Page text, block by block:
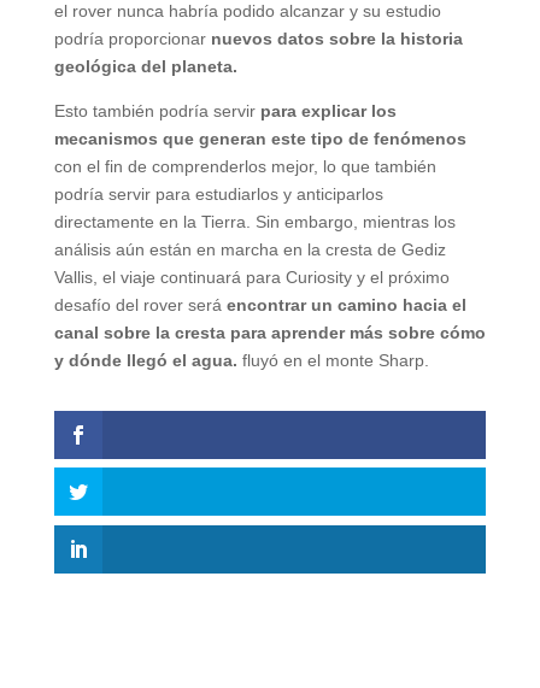
el rover nunca habría podido alcanzar y su estudio
podría proporcionar nuevos datos sobre la historia
geológica del planeta.
Esto también podría servir para explicar los
mecanismos que generan este tipo de fenómenos
con el fin de comprenderlos mejor, lo que también
podría servir para estudiarlos y anticiparlos
directamente en la Tierra. Sin embargo, mientras los
análisis aún están en marcha en la cresta de Gediz
Vallis, el viaje continuará para Curiosity y el próximo
desafío del rover será encontrar un camino hacia el
canal sobre la cresta para aprender más sobre cómo
y dónde llegó el agua. fluyó en el monte Sharp.